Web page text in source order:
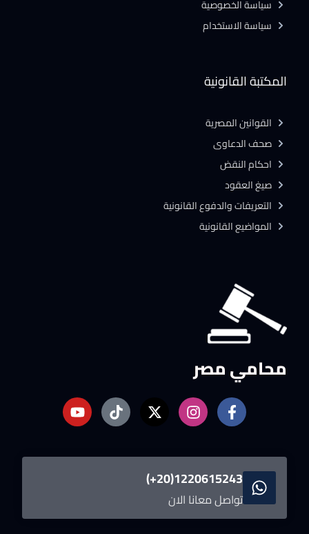
محامي مصر
1220615243(20+)
تواصل معانا الان
المكتبة القانونية
القوانين المصرية
صحف الدعاوى
احكام النقض
صيغ العقود
التعريفات والدفوع القانونية
المواضيع القانونية
سياسة الخصوصية
سياسة الاستخدام